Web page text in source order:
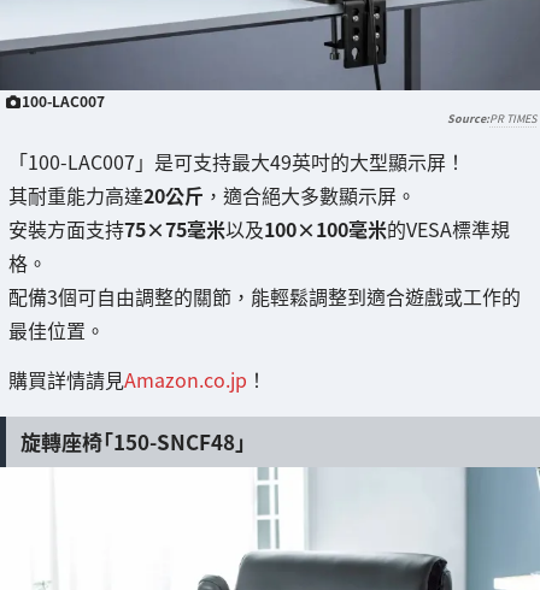
100-LAC007
PR TIMES
「100-LAC007」是可支持最大49英吋的大型顯示屏！
其耐重能力高達20公斤 ，適合絕大多數顯示屏。
安裝方面支持75×75毫米以及100×100毫米的VESA標準規
格。
配備3個可自由調整的關節，能輕鬆調整到適合遊戲或工作的
最佳位置。
購買詳情請見Amazon.co.jp ！
旋轉座椅「150-SNCF48」